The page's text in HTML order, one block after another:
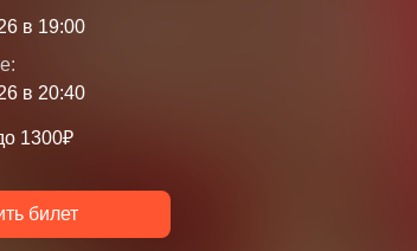
билет
в 19:00
в 20:40
1300₽